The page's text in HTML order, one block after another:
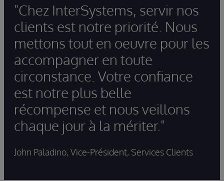
"Chez InterSystems, servir nos
clients est notre priorité. Nous
mettons tout en oeuvre pour les
accompagner en toute
circonstance. Votre confiance
est notre plus belle
récompense et nous veillons
chaque jour à la mériter."
John Paladino, Vice-Président, Services Clients